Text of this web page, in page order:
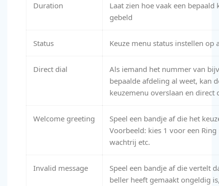
Duration
Laat zien hoe vaak een
gebeld
Status Keuze menu status instellen op
Direct dial
Als iemand het nummer van
bepaalde afdeling al weet, kan
keuzemenu overslaan en direct
Welcome greeting
Speel een bandje af die het
Voorbeeld: kies 1 voor een
wachtrij etc.
Invalid message
Speel een bandje af die vertelt
beller heeft gemaakt ongeldig